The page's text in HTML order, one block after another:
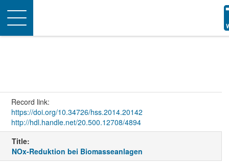
Toggle
navigation
Record link:
https://doi.org/10.34726/hss.2014.20142
http://hdl.handle.net/20.500.12708/4894
Title:
NOx-Reduktion bei Biomasseanlagen